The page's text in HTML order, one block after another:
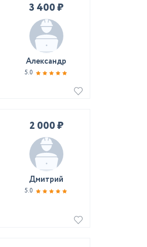
3 400 ₽
Александр
5.0
2 000 ₽
Дмитрий
5.0